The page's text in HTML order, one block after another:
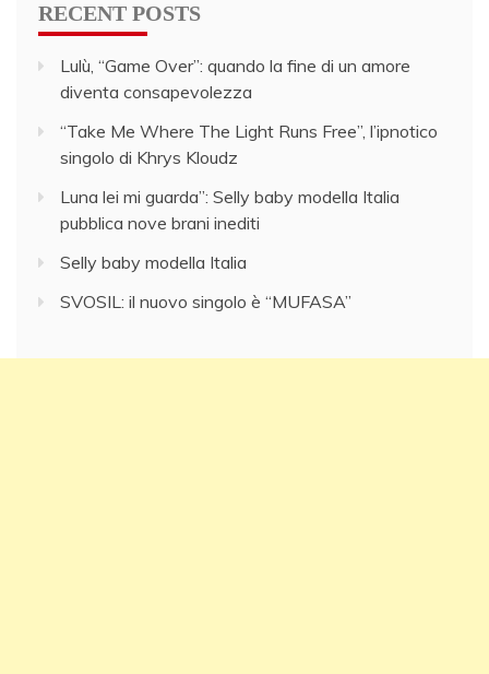
RECENT POSTS
Lulù, “Game Over”: quando la fine di un amore
diventa consapevolezza
“Take Me Where The Light Runs Free”, l’ipnotico
singolo di Khrys Kloudz
Luna lei mi guarda”: Selly baby modella Italia
pubblica nove brani inediti
Selly baby modella Italia
SVOSIL: il nuovo singolo è “MUFASA”